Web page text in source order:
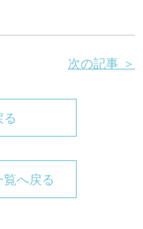
次の記事 ＞
る
へ戻る